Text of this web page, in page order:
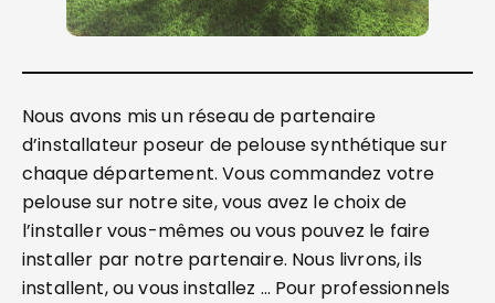
Nous avons mis un réseau de partenaire
d’installateur poseur de pelouse synthétique sur
chaque département. Vous commandez votre
pelouse sur notre site, vous avez le choix de
l’installer vous-mêmes ou vous pouvez le faire
installer par notre partenaire. Nous livrons, ils
installent, ou vous installez … Pour professionnels